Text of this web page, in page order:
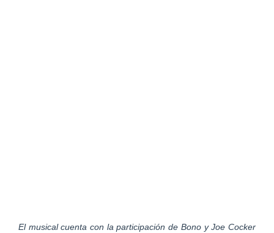
El musical cuenta con la participación de Bono y Joe Cocker